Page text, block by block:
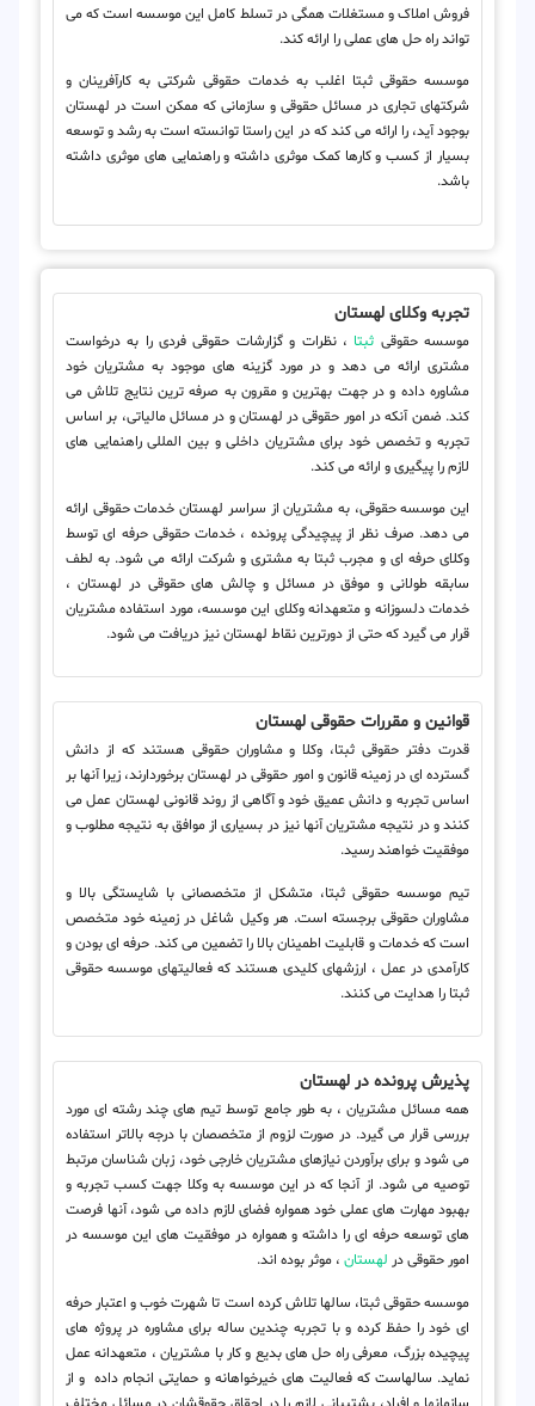
فروش املاک و مستغلات همگی در تسلط کامل این موسسه است که می
تواند راه حل های عملی را ارائه کند.
موسسه حقوقی ثبتا اغلب به خدمات حقوقی شرکتی به کارآفرینان و
شرکتهای تجاری در مسائل حقوقی و سازمانی که ممکن است در لهستان
بوجود آید، را ارائه می کند که در این راستا توانسته است به رشد و توسعه
بسیار از کسب و کارها کمک موثری داشته و راهنمایی های موثری داشته
باشد.
تجربه وکلای لهستان
موسسه حقوقی ثبتا ، نظرات و گزارشات حقوقی فردی را به درخواست
مشتری ارائه می دهد و در مورد گزینه های موجود به مشتریان خود
مشاوره داده و در جهت بهترین و مقرون به صرفه ترین نتایج تلاش می
کند. ضمن آنکه در امور حقوقی در لهستان و در مسائل مالیاتی، بر اساس
تجربه و تخصص خود برای مشتریان داخلی و بین المللی راهنمایی های
لازم را پیگیری و ارائه می کند.
این موسسه حقوقی، به مشتریان از سراسر لهستان خدمات حقوقی ارائه
می دهد. صرف نظر از پیچیدگی پرونده ، خدمات حقوقی حرفه ای توسط
وکلای حرفه ای و مجرب ثبتا به مشتری و شرکت ارائه می شود. به لطف
سابقه طولانی و موفق در مسائل و چالش های حقوقی در لهستان ،
خدمات دلسوزانه و متعهدانه وکلای این موسسه، مورد استفاده مشتریان
قرار می گیرد که حتی از دورترین نقاط لهستان نیز دریافت می شود.
قوانین و مقررات حقوقی لهستان
قدرت دفتر حقوقی ثبتا، وکلا و مشاوران حقوقی هستند که از دانش
گسترده ای در زمینه قانون و امور حقوقی در لهستان برخوردارند، زیرا آنها بر
اساس تجربه و دانش عمیق خود و آگاهی از روند قانونی لهستان عمل می
کنند و در نتیجه مشتریان آنها نیز در بسیاری از موافق به نتیجه مطلوب و
موفقیت خواهند رسید.
تیم موسسه حقوقی ثبتا، متشکل از متخصصانی با شایستگی بالا و
مشاوران حقوقی برجسته است. هر وکیل شاغل در زمینه خود متخصص
است که خدمات و قابلیت اطمینان بالا را تضمین می کند. حرفه ای بودن و
کارآمدی در عمل ، ارزشهای کلیدی هستند که فعالیتهای موسسه حقوقی
ثبتا را هدایت می کنند.
پذیرش پرونده در لهستان
همه مسائل مشتریان ، به طور جامع توسط تیم های چند رشته ای مورد
بررسی قرار می گیرد. در صورت لزوم از متخصصان با درجه بالاتر استفاده
می شود و برای برآوردن نیازهای مشتریان خارجی خود، زبان شناسان مرتبط
توصیه می شود. از آنجا که در این موسسه به وکلا جهت کسب تجربه و
بهبود مهارت های عملی خود همواره فضای لازم داده می شود، آنها فرصت
های توسعه حرفه ای را داشته و همواره در موفقیت های این موسسه در
امور حقوقی در لهستان ، موثر بوده اند.
موسسه حقوقی ثبتا، سالها تلاش کرده است تا شهرت خوب و اعتبار حرفه
ای خود را حفظ کرده و با تجربه چندین ساله برای مشاوره در پروژه های
پیچیده بزرگ، معرفی راه حل های بدیع و کار با مشتریان ، متعهدانه عمل
نماید. سالهاست که فعالیت های خیرخواهانه و حمایتی انجام داده و از